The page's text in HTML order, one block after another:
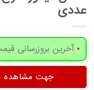
عددی
آخرین بروزرسانی قیمت: 11 روز
جهت مشاهده